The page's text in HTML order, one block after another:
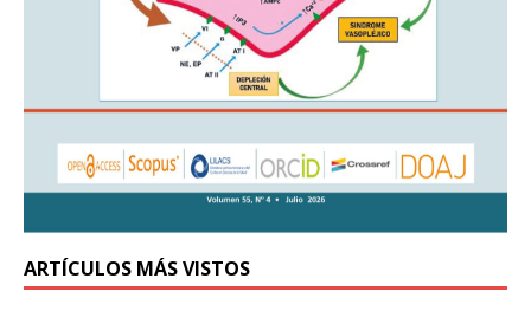
ARTÍCULOS MÁS VISTOS